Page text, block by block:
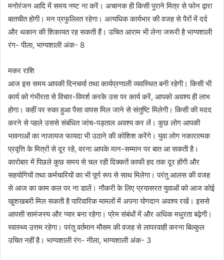
मनोरंजन आदि में समय नष्ट ना करें। अचानक ही किसी पुराने मित्र से फोन द्वारा
बातचीत होगी। मन प्रफुल्लित रहेगा। अत्यधिक कार्यभार की वजह से पैरों में दर्द
और थकान की शिकायत रह सकती हैं। उचित आराम भी लेना जरूरी है भाग्यशाली
रंग- पीला, भाग्यशाली अंक- 8
मकर राशि
आज इस समय आपकी दिनचर्या तथा कार्यप्रणाली व्यवस्थित बनी रहेगी। किसी भी
कार्य को गंभीरता से विचार-विमर्श करके उस पर कार्य करें, आपको अवश्य ही लाभ
होगा। कहीं पर रुका हुआ पैसा वापस मिल जाने से संतुष्टि मिलेगी। किसी की मदद
करने से पहले उससे संबंधित जांच-पड़ताल अवश्य कर लें। कुछ लोग आपकी
भावनाओं का नाजायज फायदा भी उठाने की कोशिश करेंगे। युवा लोग नकारात्मक
प्रवृत्ति के मित्रों से दूर रहे, वरना आपके मान-सम्मान पर बात आ सकती है।
कारोबार में पिछले कुछ समय से चल रही दिक्कतें काफी हद तक दूर होंगी और
सहयोगियों तथा कर्मचारियों का भी पूर्ण रूप से साथ मिलेगा। परंतु आलस की वजह
से आज का काम कल पर ना डालें। नौकरी के लिए प्रयासरत युवाओं को आज कोई
खुशखबरी मिल सकती है पारिवारिक मामलों में अपना योगदान अवश्य रखें। इससे
आपसी सामंजस्य और प्यार बना रहेगा। प्रेम संबंधों में और अधिक मधुरता बढ़ेगी।
स्वास्थ्य उत्तम रहेगा। परंतु वर्तमान मौसम की वजह से लापरवाही करना बिल्कुल
उचित नहीं है। भाग्यशाली रंग- नीला, भाग्यशाली अंक- 3